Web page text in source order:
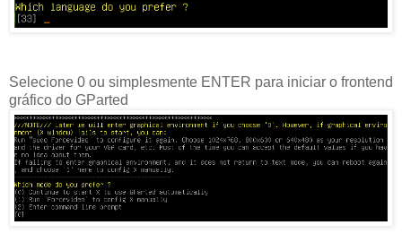
Selecione 0 ou simplesmente ENTER para iniciar o frontend
gráfico do GParted